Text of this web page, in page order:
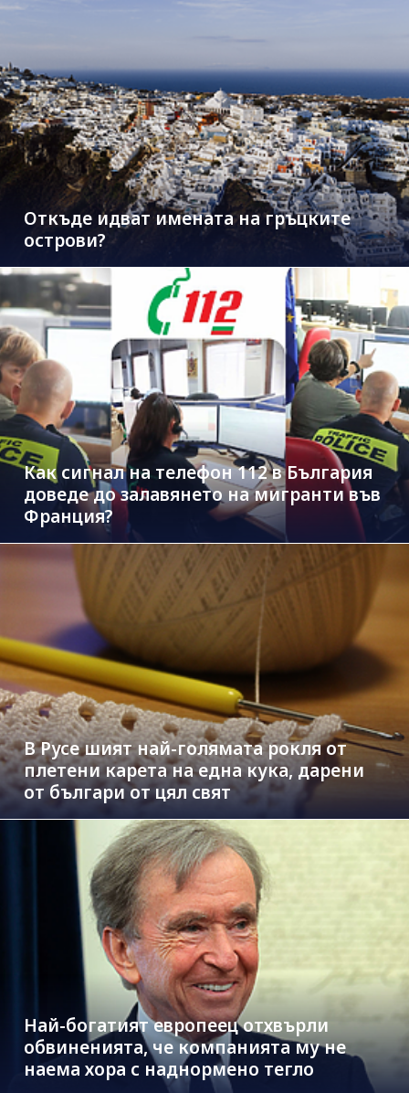
Откъде идват имената на гръцките
острови?
Как сигнал на телефон 112 в България
доведе до залавянето на мигранти във
Франция?
В Русе шият най-голямата рокля от
плетени карета на една кука, дарени
от българи от цял свят
Най-богатият европеец отхвърли
обвиненията, че компанията му не
наема хора с наднормено тегло